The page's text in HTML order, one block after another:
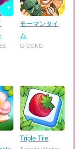
モーマンタイ
ム
G-CONG
Triple Tile